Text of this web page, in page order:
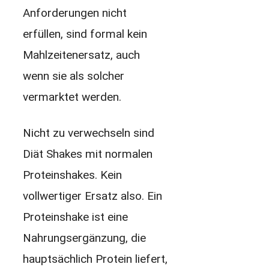
Anforderungen nicht
erfüllen, sind formal kein
Mahlzeitenersatz, auch
wenn sie als solcher
vermarktet werden.
Nicht zu verwechseln sind
Diät Shakes mit normalen
Proteinshakes. Kein
vollwertiger Ersatz also. Ein
Proteinshake ist eine
Nahrungsergänzung, die
hauptsächlich Protein liefert,